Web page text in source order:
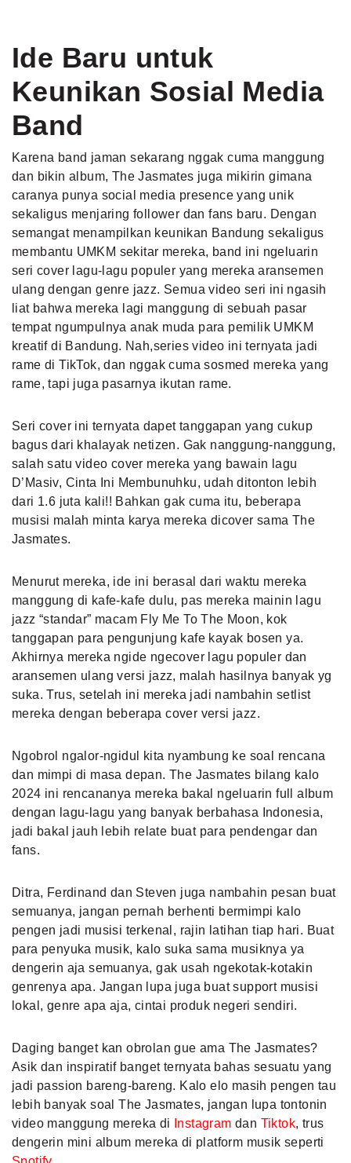
Ide Baru untuk
Keunikan Sosial Media
Band
Karena band jaman sekarang nggak cuma manggung
dan bikin album, The Jasmates juga mikirin gimana
caranya punya social media presence yang unik
sekaligus menjaring follower dan fans baru. Dengan
semangat menampilkan keunikan Bandung sekaligus
membantu UMKM sekitar mereka, band ini ngeluarin
seri cover lagu-lagu populer yang mereka aransemen
ulang dengan genre jazz. Semua video seri ini ngasih
liat bahwa mereka lagi manggung di sebuah pasar
tempat ngumpulnya anak muda para pemilik UMKM
kreatif di Bandung. Nah,series video ini ternyata jadi
rame di TikTok, dan nggak cuma sosmed mereka yang
rame, tapi juga pasarnya ikutan rame.
Seri cover ini ternyata dapet tanggapan yang cukup
bagus dari khalayak netizen. Gak nanggung-nanggung,
salah satu video cover mereka yang bawain lagu
D’Masiv, Cinta Ini Membunuhku, udah ditonton lebih
dari 1.6 juta kali!! Bahkan gak cuma itu, beberapa
musisi malah minta karya mereka dicover sama The
Jasmates.
Menurut mereka, ide ini berasal dari waktu mereka
manggung di kafe-kafe dulu, pas mereka mainin lagu
jazz “standar” macam Fly Me To The Moon, kok
tanggapan para pengunjung kafe kayak bosen ya.
Akhirnya mereka ngide ngecover lagu populer dan
aransemen ulang versi jazz, malah hasilnya banyak yg
suka. Trus, setelah ini mereka jadi nambahin setlist
mereka dengan beberapa cover versi jazz.
Ngobrol ngalor-ngidul kita nyambung ke soal rencana
dan mimpi di masa depan. The Jasmates bilang kalo
2024 ini rencananya mereka bakal ngeluarin full album
dengan lagu-lagu yang banyak berbahasa Indonesia,
jadi bakal jauh lebih relate buat para pendengar dan
fans.
Ditra, Ferdinand dan Steven juga nambahin pesan buat
semuanya, jangan pernah berhenti bermimpi kalo
pengen jadi musisi terkenal, rajin latihan tiap hari. Buat
para penyuka musik, kalo suka sama musiknya ya
dengerin aja semuanya, gak usah ngekotak-kotakin
genrenya apa. Jangan lupa juga buat support musisi
lokal, genre apa aja, cintai produk negeri sendiri.
Daging banget kan obrolan gue ama The Jasmates?
Asik dan inspiratif banget ternyata bahas sesuatu yang
jadi passion bareng-bareng. Kalo elo masih pengen tau
lebih banyak soal The Jasmates, jangan lupa tontonin
video manggung mereka di
Instagram dan Tiktok, trus
dengerin mini album mereka di platform musik seperti